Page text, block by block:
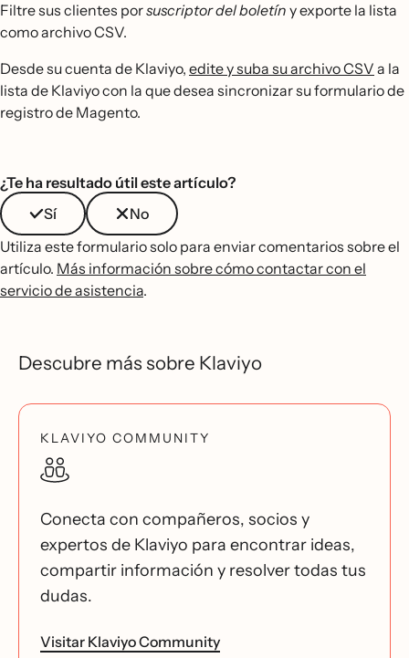
Filtre sus clientes porsuscriptor del boletín y exporte la lista
como archivo CSV.
Desde su cuenta de Klaviyo, edite y suba su archivo CSV a la
lista de Klaviyo con la que desea sincronizar su formulario de
registro de Magento.
¿Te ha resultado útil este artículo?
Sí
No
Utiliza este formulario solo para enviar comentarios sobre el
artículo. Más información sobre cómo contactar con el
servicio de asistencia.
Descubre más sobre Klaviyo
KLAVIYO COMMUNITY
Conecta con compañeros, socios y
expertos de Klaviyo para encontrar ideas,
compartir información y resolver todas tus
dudas.
Visitar Klaviyo Community